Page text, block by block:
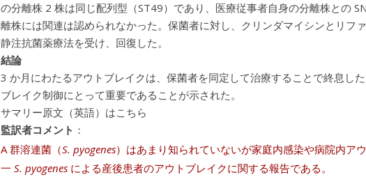
の分離株 2 株は同じ配列型（ST49）であり、医療従事者自身の分離株との
離株には関連は認められなかった。保菌者に対し、クリンダマイシンとリフ
静注抗菌薬療法を受け、回復した。
結論
3 か月にわたるアウトブレイクは、保菌者を同定して治療することで終息し
ブレイク制御にとって重要であることが示された。
サマリー原文（英語）はこちら
監訳者コメント ：
A 群溶連菌（S. pyogenes）はあまり知られていないが家庭内感染や病院内ア
一 S. pyogenes による産後患者のアウトブレイクに関する報告である。